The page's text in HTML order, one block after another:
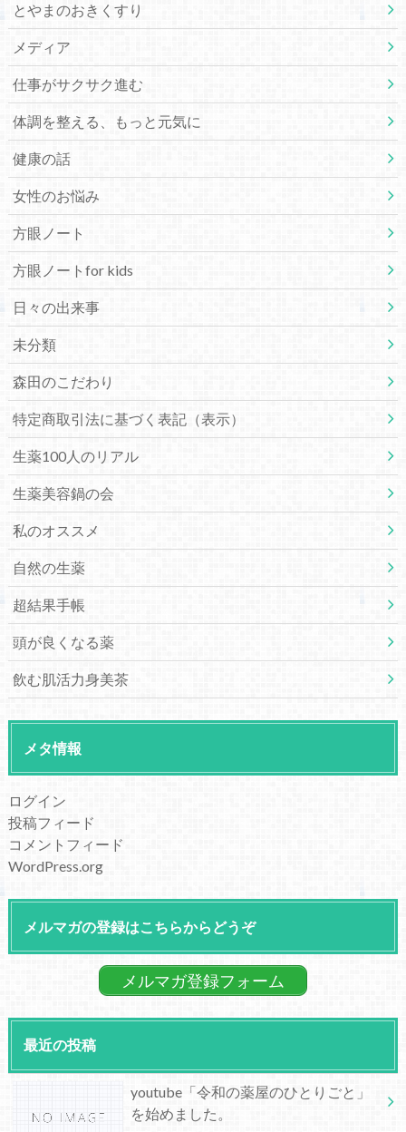
とやまのおきくすり
メディア
仕事がサクサク進む
体調を整える、もっと元気に
健康の話
女性のお悩み
方眼ノート
方眼ノートfor kids
日々の出来事
未分類
森田のこだわり
特定商取引法に基づく表記（表示）
生薬100人のリアル
生薬美容鍋の会
私のオススメ
自然の生薬
超結果手帳
頭が良くなる薬
飲む肌活力身美茶
メタ情報
ログイン
投稿フィード
コメントフィード
WordPress.org
メルマガの登録はこちらからどうぞ
メルマガ登録フォーム
最近の投稿
youtube「令和の薬屋のひとりごと」
を始めました。